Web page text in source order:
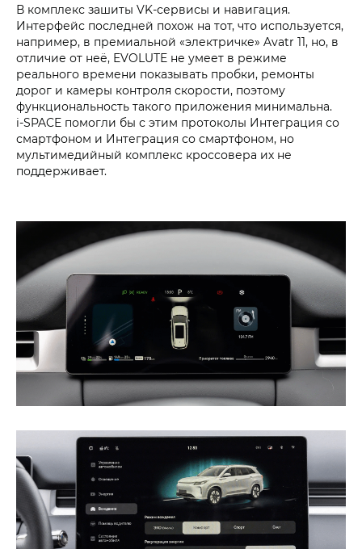
В комплекс зашиты VK-сервисы и навигация.
Интерфейс последней похож на тот, что используется,
например, в премиальной «электричке» Avatr 11, но, в
отличие от неё, EVOLUTE не умеет в режиме
реального времени показывать пробки, ремонты
дорог и камеры контроля скорости, поэтому
функциональность такого приложения минимальна.
i‑SPACE помогли бы с этим протоколы Интеграция со
смартфоном и Интеграция со смартфоном, но
мультимедийный комплекс кроссовера их не
поддерживает.